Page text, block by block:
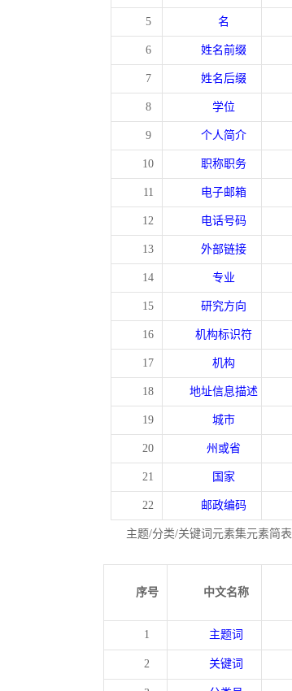
5 名
6 姓名前缀
7 姓名后缀
8 学位
9 个人简介
10 职称职务
11 电子邮箱
12 电话号码
13 外部链接
14 专业
15 研究方向
16 机构标识符
17 机构
18 地址信息描述
19 城市
20 州或省
21 国家
22 邮政编码
主题/分类/关键词元素集元素简表
序号 中文名称
1 主题词
2 关键词